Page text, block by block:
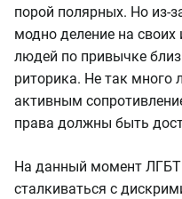
порой полярных. Но из-
модно деление на
людей по привычке
риторика. Не так много
активным
права должны быть
На данный момент ЛГБТ
сталкиваться с